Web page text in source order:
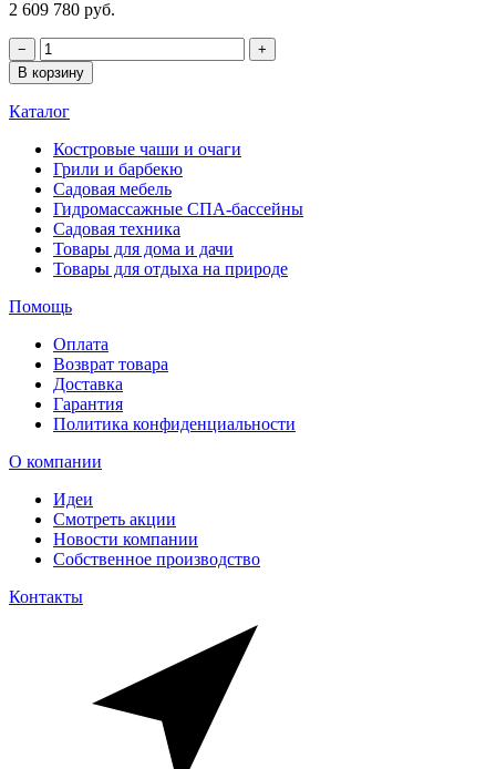
2 609 780 руб.
−
+
В корзину
Каталог
Костровые чаши и очаги
Грили и барбекю
Садовая мебель
Гидромассажные СПА-бассейны
Садовая техника
Товары для дома и дачи
Товары для отдыха на природе
Помощь
Оплата
Возврат товара
Доставка
Гарантия
Политика конфиденциальности
О компании
Идеи
Смотреть акции
Новости компании
Собственное производство
Контакты